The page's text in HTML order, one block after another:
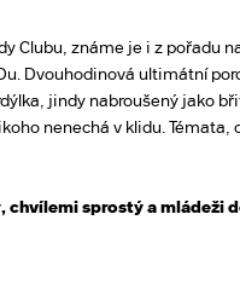
Clubu, známe je i z pořadu
Dvouhodinová ultimátní
jindy nabroušený jako
nenechá v klidu. Témata,
chvílemi sprostý a mládeži